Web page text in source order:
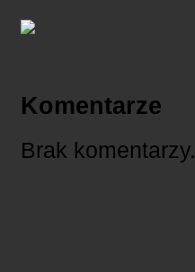
Komentarze
Brak komentarzy.